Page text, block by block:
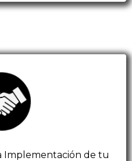
Implementación de tu